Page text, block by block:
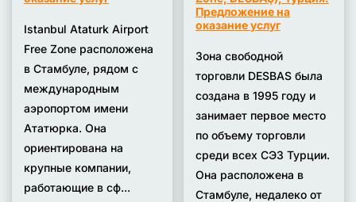
Istanbul Ataturk Airport
Free Zone расположена
в Стамбуле, рядом с
международным
аэропортом имени
Ататюрка. Она
ориентирована на
крупные компании,
работающие в сф...
Предложение на
оказание услуг
Зона свободной
торговли DESBAS была
создана в 1995 году и
занимает первое место
по объему торговли
среди всех СЭЗ Турции.
Она расположена в
Стамбуле, недалеко от